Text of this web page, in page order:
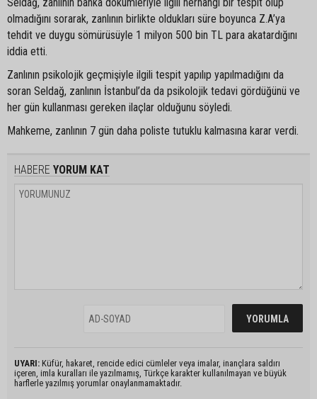
olmadığını sorarak, zanlının birlikte oldukları süre boyunca Z.A’ya
tehdit ve duygu sömürüsüyle 1 milyon 500 bin TL para akatardığını
iddia etti.
Zanlının psikolojik geçmişiyle ilgili tespit yapılıp yapılmadığını da
soran Seldağ, zanlının İstanbul’da da psikolojik tedavi gördüğünü ve
her gün kullanması gereken ilaçlar olduğunu söyledi.
Mahkeme, zanlının 7 gün daha poliste tutuklu kalmasına karar verdi.
HABERE YORUM KAT
UYARI: Küfür, hakaret, rencide edici cümleler veya imalar, inançlara saldırı
içeren, imla kuralları ile yazılmamış, Türkçe karakter kullanılmayan ve büyük
harflerle yazılmış yorumlar onaylanmamaktadır.